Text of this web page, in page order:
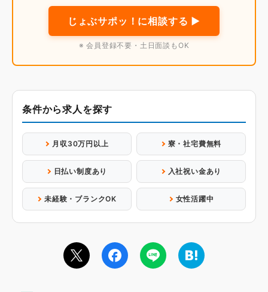
じょぶサポッ！に相談する ▶
※ 会員登録不要・土日面談もOK
条件から求人を探す
月収30万円以上 寮・社宅費無料
日払い制度あり 入社祝い金あり
未経験・ブランクOK 女性活躍中